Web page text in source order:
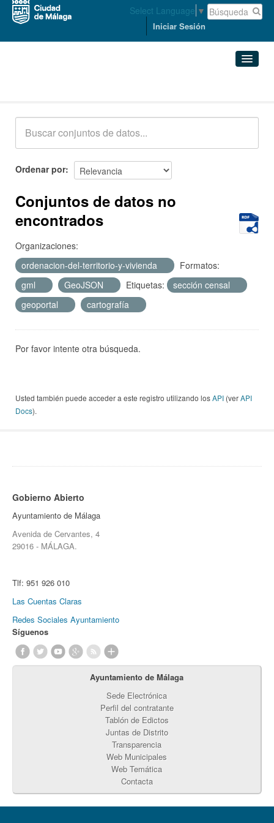
Select Language ▼
Iniciar Sesión
Acerca de
Ordenar por
Conjuntos de datos no
encontrados
Organizaciones:
ordenacion-del-territorio-y-vivienda
Formatos:
gml
GeoJSON Etiquetas:
sección censal
geoportal
cartografía
Por favor intente otra búsqueda.
Usted también puede acceder a este registro utilizando losAPI (verAPI
Docs).
Gobierno Abierto
Ayuntamiento de Málaga
Avenida de Cervantes, 4
29016 - MÁLAGA.
Tlf: 951 926 010
Las Cuentas Claras
Redes Sociales Ayuntamiento
Síguenos
Ayuntamiento de Málaga
Sede Electrónica
Perfil del contratante
Tablón de Edictos
Juntas de Distrito
Transparencia
Web Municipales
Web Temática
Contacta